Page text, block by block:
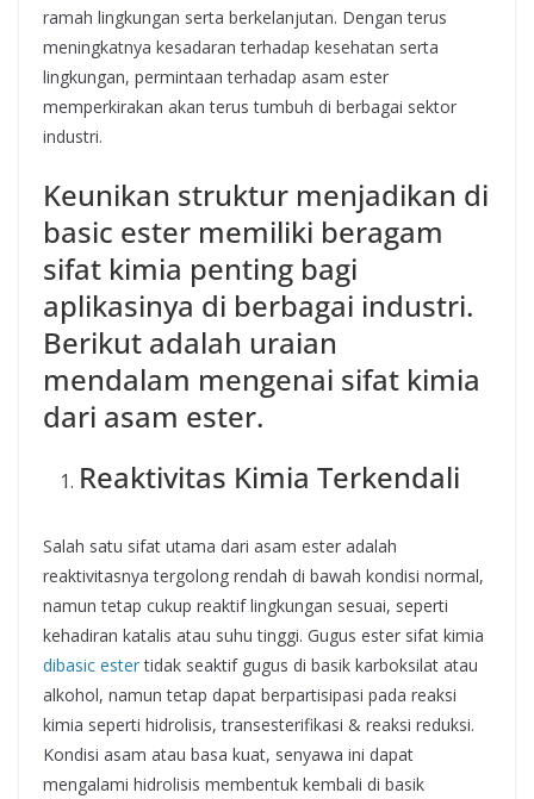
ramah lingkungan serta berkelanjutan. Dengan terus
meningkatnya kesadaran terhadap kesehatan serta
lingkungan, permintaan terhadap asam ester
memperkirakan akan terus tumbuh di berbagai sektor
industri.
Keunikan struktur menjadikan di
basic ester memiliki beragam
sifat kimia penting bagi
aplikasinya di berbagai industri.
Berikut adalah uraian
mendalam mengenai sifat kimia
dari asam ester.
Reaktivitas Kimia Terkendali
Salah satu sifat utama dari asam ester adalah
reaktivitasnya tergolong rendah di bawah kondisi normal,
namun tetap cukup reaktif lingkungan sesuai, seperti
kehadiran katalis atau suhu tinggi. Gugus ester sifat kimia
dibasic estertidak seaktif gugus di basik karboksilat atau
alkohol, namun tetap dapat berpartisipasi pada reaksi
kimia seperti hidrolisis, transesterifikasi & reaksi reduksi.
Kondisi asam atau basa kuat, senyawa ini dapat
mengalami hidrolisis membentuk kembali di basik